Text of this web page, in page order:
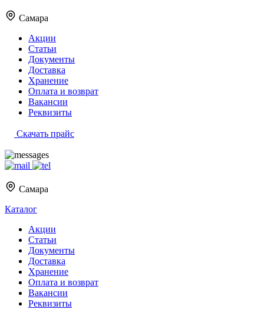
Самара
Акции
Статьи
Документы
Доставка
Хранение
Оплата и возврат
Вакансии
Реквизиты
Скачать прайс
Самара
Каталог
Акции
Статьи
Документы
Доставка
Хранение
Оплата и возврат
Вакансии
Реквизиты